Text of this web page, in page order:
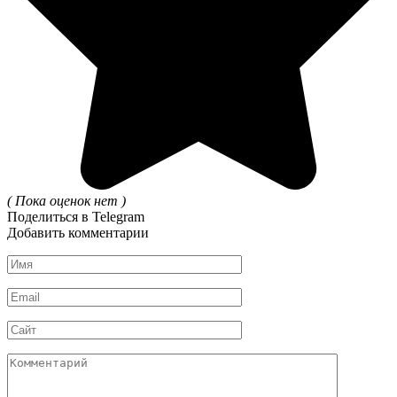
( Пока оценок нет )
Поделиться в Telegram
Добавить комментарии
Имя
*
Email
*
Сайт
Комментарий